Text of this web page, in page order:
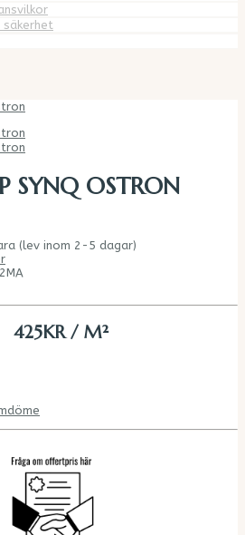
säkerhet
SYNQ OSTRON
(lev inom 2-5 dagar)
425KR / M²